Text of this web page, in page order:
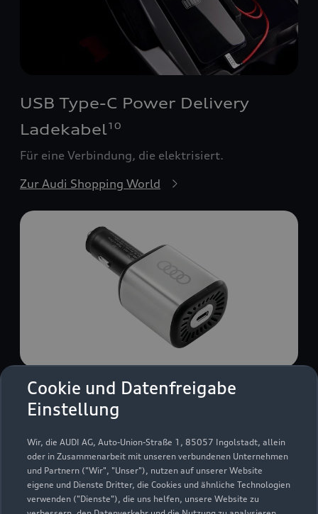
Cookie und Datenfreigabe
Einstellung
Wir, die AUDI AG, Auto-Union-Straße 1, 85057 Ingolstadt, allein
oder in Zusammenarbeit mit unseren verbundenen Unternehmen
und Partnern ("Wir", "Unser"), nutzen auf unserer Website
eigene und Dienste Dritter, die Cookies und ähnliche Technologien
verwenden ("Dienste"), die uns helfen, unsere Website zu
USB Type-C Power Delivery
Ladekabel10
Für eine Verbindung, die elektrisiert.
Zur Audi Shopping World
USB Power-Ladegerät
USB Power-Ladegerät für schnelles und
komfortables Laden von Mobiltelefonen, Tablets
oder Laptops.
Zur Audi Shopping World